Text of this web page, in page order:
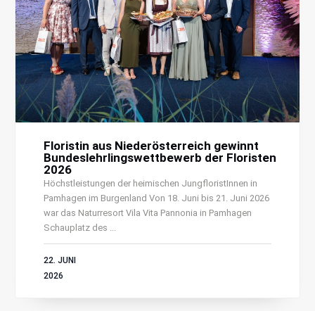
Floristin aus Niederösterreich gewinnt
Bundeslehrlingswettbewerb der Floristen
2026
Höchstleistungen der heimischen JungfloristInnen in
Pamhagen im Burgenland Von 18. Juni bis 21. Juni 2026
war das Naturresort Vila Vita Pannonia in Pamhagen
Schauplatz des ...
22. JUNI
2026